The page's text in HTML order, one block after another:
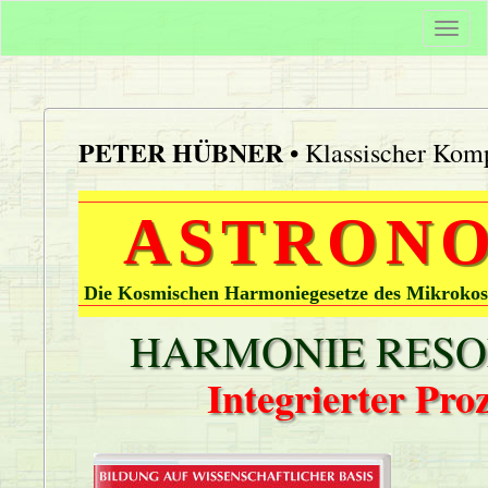
PETER HÜBNER• Klassischer
Die Kosmischen Harmoniegesetze des
HARMONIE
Integrierter